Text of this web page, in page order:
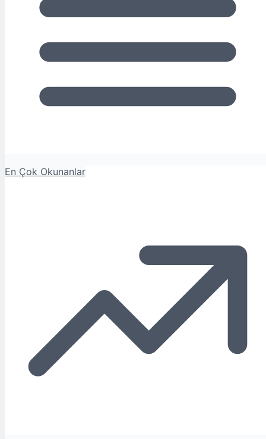
En Çok Okunanlar